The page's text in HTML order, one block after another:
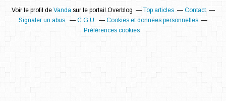
Voir le profil de Vandasur le portail Overblog Top articles
Contact
Signaler un abus
C.G.U.
Cookies et données personnelles
Préférences cookies